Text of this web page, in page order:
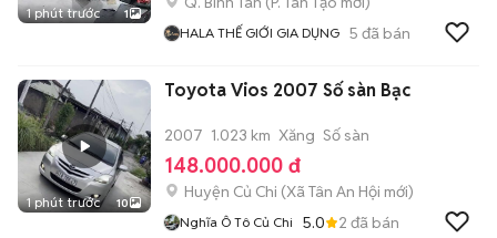
1 phút trước 1
HALA THẾ GIỚI GIA DỤNG 5 đã bán
1 phút trước 10
Toyota Vios 2007 Số sàn Bạc
2007 1.023 km Xăng Số sàn
148.000.000 đ
Huyện Củ Chi (Xã Tân An Hội mới)
Nghĩa Ô Tô Củ Chi 5.0 2 đã bán